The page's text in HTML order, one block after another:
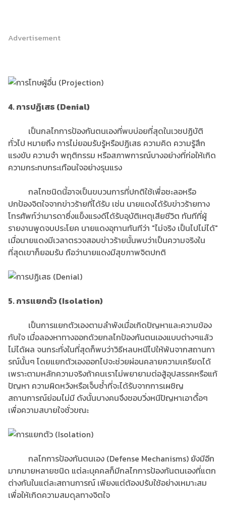
Advertisement
4. การปฏิเสธ (Denial)
เป็นกลไกการป้องกันตนเองที่พบบ่อยที่สุดในเวชปฏิบัติ
ทั่วไป หมายถึง การไม่ยอมรับรู้หรือปฏิเสธ ความคิด ความรู้สึก
แรงขับ ความจํา พฤติกรรม หรือสภาพการณ์บางอย่างที่ก่อให้เกิด
ความกระทบกระเทือนใจอย่างรุนแรง
กลไกชนิดนี้อาจเป็นขบวนการที่ปกติใช้เพื่อชะลอหรือ
ปกป้องจิตใจจากข่าวร้ายที่ได้รับ เช่น นายแดงได้รับข่าวร้ายทาง
โทรศัพท์ว่ามารดาซึ่งแข็งแรงดีได้รับอุบัติเหตุเสียชีวิต ทันทีที่ผู้
รายงานพูดจบประโยค นายแดงอุทานทันทีว่า "ไม่จริง เป็นไปไม่ได้"
เมื่อนายแดงมีเวลาตรวจสอบข่าวร้ายนั้นพบว่าเป็นความจริงใน
ที่สุดเขาก็ยอมรับ ถือว่านายแดงมีสุขภาพจิตปกติ
5. การแยกตัว (Isolation)
เป็นการแยกตัวเองตามลําพังเมื่อเกิดปัญหาและความข้อง
กับใจ เมื่อลองหาทางออกด้วยกลไกป้องกันตนเองแบบต่างๆแล้ว
ไม่ได้ผล จนกระทั่งในที่สุดก็พบว่าวิธีหลบหนีไปให้พ้นจากสถานกา
รณ์นั้นๆ โดยแยกตัวเองออกไปจะช่วยผ่อนคลายความเครียดได้
เพราะตามหลักความจริงถ้าคนเราไม่พยายามต่อสู้อุปสรรคหรือแก้
ปัญหา ความผิดหวังหรือเจ็บซ้ำที่จะได้รับจากการเผชิญ
สถานการณ์ย่อมไม่มี ดังนั้นบางคนจึงชอบวิ่งหนีปัญหาเอาดื้อๆ
เพื่อความสบายใจชั่วขณะ
กลไกการป้องกันตนเอง (Defense Mechanisms) ยังมีอีก
มากมายหลายชนิด แต่ละบุคคลก็มีกลไกการป้องกันตนเองที่แตก
ต่างกันในแต่ละสถานการณ์ เพียงแต่ต้องปรับใช้อย่างเหมาะสม
เพื่อให้เกิดความสมดุลทางจิตใจ